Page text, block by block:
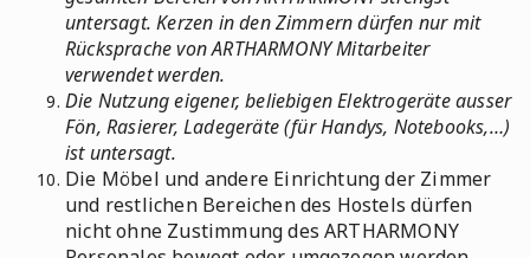
untersagt. Kerzen in den Zimmern dürfen nur mit
Rücksprache von ARTHARMONY Mitarbeiter
verwendet werden.
Die Nutzung eigener, beliebigen Elektrogeräte ausser
Fön, Rasierer, Ladegeräte (für Handys, Notebooks,…)
ist untersagt.
Die Möbel und andere Einrichtung der Zimmer
und restlichen Bereichen des Hostels dürfen
nicht ohne Zustimmung des ARTHARMONY